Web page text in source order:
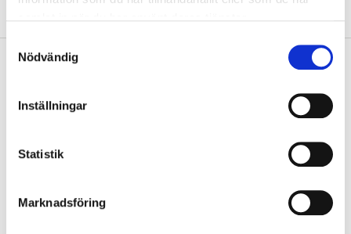
Samtyckesval
Nödvändig
Inställningar
Statistik
Marknadsföring
Om tillverkaren